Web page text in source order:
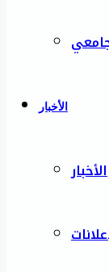
الأخبار
الأخبار